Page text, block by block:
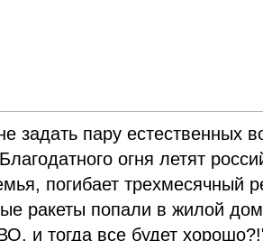
задать пару естественных
огня летят
погибает
ракеты попали в жилой
и тогда все будет